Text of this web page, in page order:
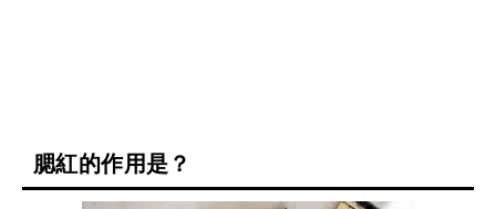
腮紅的作用是？